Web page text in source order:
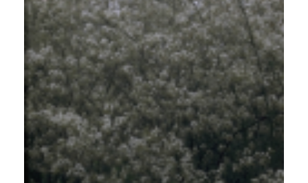
Amerikaans krentenboompje
Amelanchier lamarckii